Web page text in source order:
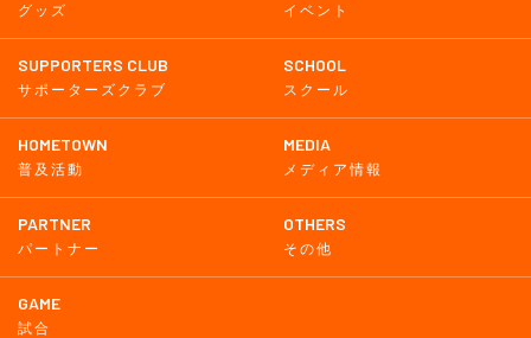
グッズ イベント
SUPPORTERS CLUB
サポーターズクラブ
SCHOOL
スクール
HOMETOWN
普及活動
MEDIA
メディア情報
PARTNER
パートナー
OTHERS
その他
GAME
試合